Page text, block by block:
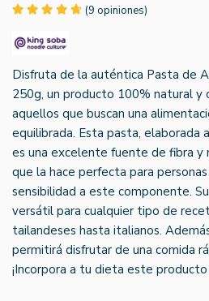
(9 opiniones)
Disfruta de la auténtica Pasta de
250g, un producto 100% natural y
aquellos que buscan una
equilibrada. Esta pasta, elaborada
es una excelente fuente de fibra y
que la hace perfecta para
sensibilidad a este componente.
versátil para cualquier tipo de
tailandeses hasta italianos.
permitirá disfrutar de una comida
¡Incorpora a tu dieta este